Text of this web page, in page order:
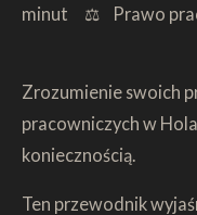
minut ⚖️ Prawo
Zrozumienie swoich
pracowniczych w
koniecznością.
Ten przewodnik